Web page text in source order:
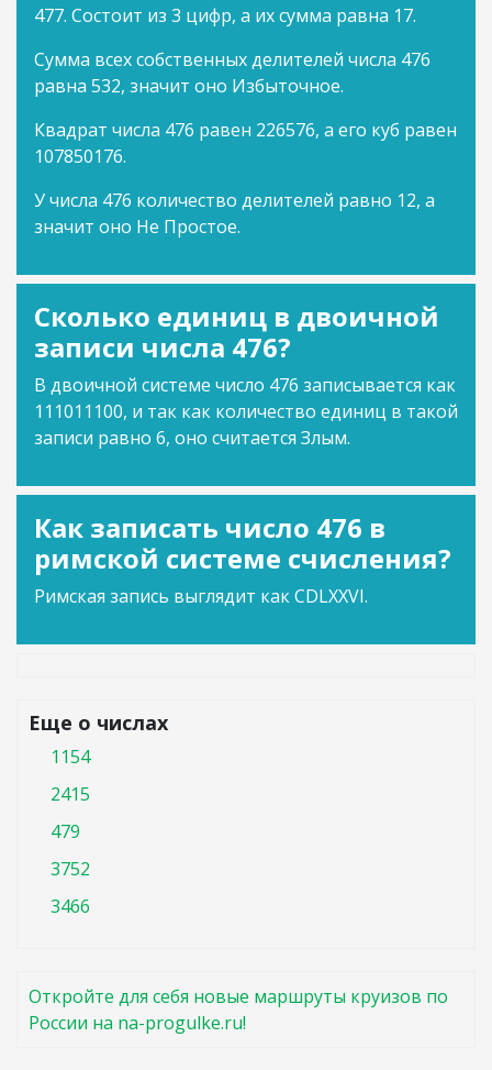
477. Состоит из 3 цифр, а их сумма равна 17.
Сумма всех собственных делителей числа 476
равна 532, значит оно Избыточное.
Квадрат числа 476 равен 226576, а его куб равен
107850176.
У числа 476 количество делителей равно 12, а
значит оно Не Простое.
Сколько единиц в двоичной
записи числа 476?
В двоичной системе число 476 записывается как
111011100, и так как количество единиц в такой
записи равно 6, оно считается Злым.
Как записать число 476 в
римской системе счисления?
Римская запись выглядит как CDLXXVI.
Еще о числах
1154
2415
479
3752
3466
Откройте для себя новые маршруты круизов по
России на na-progulke.ru!